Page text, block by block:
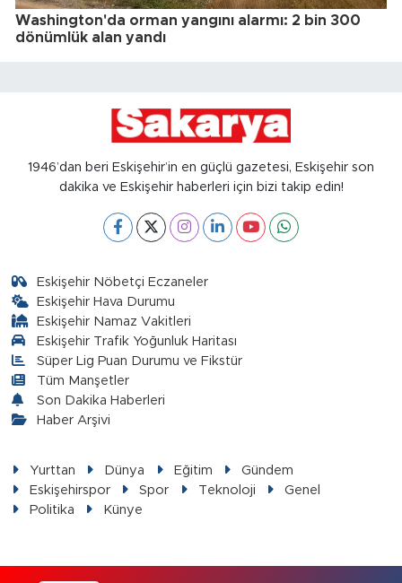
Washington'da orman yangını alarmı: 2 bin 300
dönümlük alan yandı
1946’dan beri Eskişehir’in en güçlü gazetesi, Eskişehir son
dakika ve Eskişehir haberleri için bizi takip edin!
Eskişehir Nöbetçi Eczaneler
Eskişehir Hava Durumu
Eskişehir Namaz Vakitleri
Eskişehir Trafik Yoğunluk Haritası
Süper Lig Puan Durumu ve Fikstür
Tüm Manşetler
Son Dakika Haberleri
Haber Arşivi
Yurttan Dünya Eğitim
Gündem
Eskişehirspor
Spor Teknoloji
Genel
Politika
Künye